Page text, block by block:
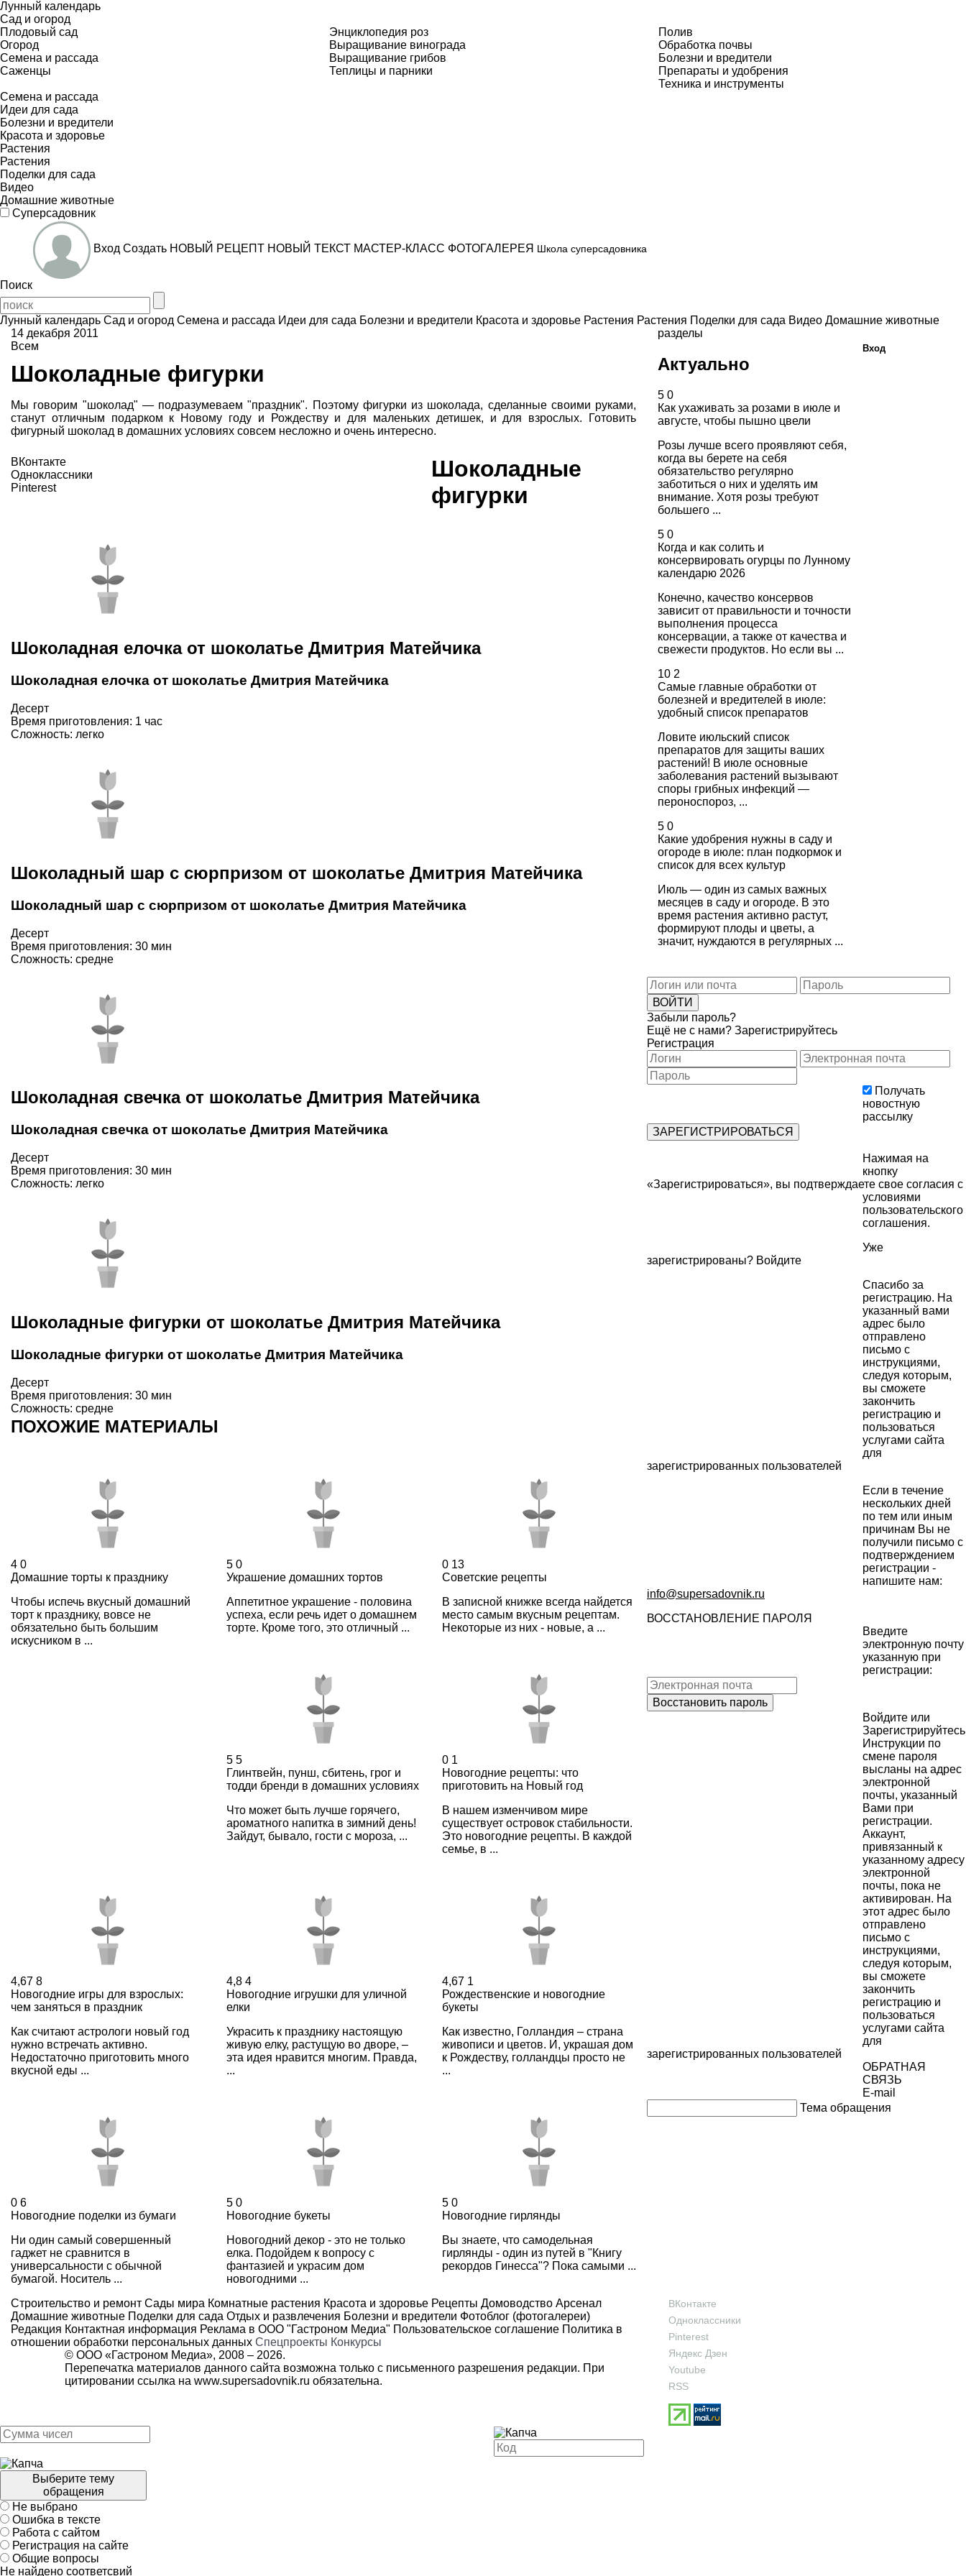
Лунный календарь
Сад и огород
Плодовый сад
Огород
Семена и рассада
Саженцы
Энциклопедия роз
Выращивание винограда
Выращивание грибов
Теплицы и парники
Полив
Обработка почвы
Болезни и вредители
Препараты и удобрения
Техника и инструменты
Семена и рассада
Идеи для сада
Болезни и вредители
Красота и здоровье
Растения
Растения
Поделки для сада
Видео
Домашние животные
Суперсадовник
Вход Создать НОВЫЙ РЕЦЕПТ НОВЫЙ ТЕКСТ МАСТЕР-КЛАСС ФОТОГАЛЕРЕЯ Школа суперсадовника
Поиск
Лунный календарь Сад и огород Семена и рассада Идеи для сада Болезни и вредители Красота и здоровье Растения Растения Поделки для сада Видео Домашние животные
14 декабря 2011
Всем
Шоколадные фигурки
Мы говорим "шоколад" — подразумеваем "праздник". Поэтому фигурки из шоколада, сделанные своими руками,
станут отличным подарком к Новому году и Рождеству и для маленьких детишек, и для взрослых. Готовить
фигурный шоколад в домашних условиях совсем несложно и очень интересно.
ВКонтакте
Одноклассники
Pinterest
Шоколадные
фигурки
Шоколадная елочка от шоколатье Дмитрия Матейчика
Шоколадная елочка от шоколатье Дмитрия Матейчика
Десерт
Время приготовления: 1 час
Сложность: легко
Шоколадный шар с сюрпризом от шоколатье Дмитрия Матейчика
Шоколадный шар с сюрпризом от шоколатье Дмитрия Матейчика
Десерт
Время приготовления: 30 мин
Сложность: средне
Шоколадная свечка от шоколатье Дмитрия Матейчика
Шоколадная свечка от шоколатье Дмитрия Матейчика
Десерт
Время приготовления: 30 мин
Сложность: легко
Шоколадные фигурки от шоколатье Дмитрия Матейчика
Шоколадные фигурки от шоколатье Дмитрия Матейчика
Десерт
Время приготовления: 30 мин
Сложность: средне
ПОХОЖИЕ МАТЕРИАЛЫ
4 0
Домашние торты к празднику
Чтобы испечь вкусный домашний
торт к празднику, вовсе не
обязательно быть большим
искусником в ...
5 0
Украшение домашних тортов
Аппетитное украшение - половина
успеха, если речь идет о домашнем
торте. Кроме того, это отличный ...
0 13
Советские рецепты
В записной книжке всегда найдется
место самым вкусным рецептам.
Некоторые из них - новые, а ...
5 5
Глинтвейн, пунш, сбитень, грог и
тодди бренди в домашних условиях
Что может быть лучше горячего,
ароматного напитка в зимний день!
Зайдут, бывало, гости с мороза, ...
0 1
Новогодние рецепты: что
приготовить на Новый год
В нашем изменчивом мире
существует островок стабильности.
Это новогодние рецепты. В каждой
семье, в ...
4,67 8
Новогодние игры для взрослых:
чем заняться в праздник
Как считают астрологи новый год
нужно встречать активно.
Недостаточно приготовить много
вкусной еды ...
4,8 4
Новогодние игрушки для уличной
елки
Украсить к празднику настоящую
живую елку, растущую во дворе, –
эта идея нравится многим. Правда,
...
4,67 1
Рождественские и новогодние
букеты
Как известно, Голландия – страна
живописи и цветов. И, украшая дом
к Рождеству, голландцы просто не
...
0 6
Новогодние поделки из бумаги
Ни один самый совершенный
гаджет не сравнится в
универсальности с обычной
бумагой. Носитель ...
5 0
Новогодние букеты
Новогодний декор - это не только
елка. Подойдем к вопросу с
фантазией и украсим дом
новогодними ...
5 0
Новогодние гирлянды
Вы знаете, что самодельная
гирлянды - один из путей в "Книгу
рекордов Гинесса"? Пока самыми ...
разделы
Актуально
5 0
Как ухаживать за розами в июле и
августе, чтобы пышно цвели
Розы лучше всего проявляют себя,
когда вы берете на себя
обязательство регулярно
заботиться о них и уделять им
внимание. Хотя розы требуют
большего ...
5 0
Когда и как солить и
консервировать огурцы по Лунному
календарю 2026
Конечно, качество консервов
зависит от правильности и точности
выполнения процесса
консервации, а также от качества и
свежести продуктов. Но если вы ...
10 2
Самые главные обработки от
болезней и вредителей в июле:
удобный список препаратов
Ловите июльский список
препаратов для защиты ваших
растений! В июле основные
заболевания растений вызывают
споры грибных инфекций —
пероноспороз, ...
5 0
Какие удобрения нужны в саду и
огороде в июле: план подкормок и
список для всех культур
Июль — один из самых важных
месяцев в саду и огороде. В это
время растения активно растут,
формируют плоды и цветы, а
значит, нуждаются в регулярных ...
Строительство и ремонт Сады мира Комнатные растения Красота и здоровье Рецепты Домоводство Арсенал
Домашние животные Поделки для сада Отдых и развлечения Болезни и вредители Фотоблог (фотогалереи)
Редакция Контактная информация Реклама в ООО "Гастроном Медиа" Пользовательское соглашение Политика в
отношении обработки персональных данных Спецпроекты Конкурсы
© ООО «Гастроном Медиа», 2008 – 2026.
Перепечатка материалов данного сайта возможна только с письменного разрешения редакции. При
цитировании ссылка на www.supersadovnik.ru обязательна.
ВКонтакте
Одноклассники
Pinterest
Яндекс Дзен
Youtube
RSS
Вход
Забыли пароль?
Ещё не с нами? Зарегистрируйтесь
Регистрация
Получать
новостную
рассылку
Нажимая на
кнопку
«Зарегистрироваться», вы подтверждаете свое согласия с
условиями
пользовательского
соглашения.
Уже
зарегистрированы? Войдите
Спасибо за
регистрацию. На
указанный вами
адрес было
отправлено
письмо с
инструкциями,
следуя которым,
вы сможете
закончить
регистрацию и
пользоваться
услугами сайта
для
зарегистрированных пользователей
Если в течение
нескольких дней
по тем или иным
причинам Вы не
получили письмо с
подтверждением
регистрации -
напишите нам:
info@supersadovnik.ru
ВОССТАНОВЛЕНИЕ ПАРОЛЯ
Введите
электронную почту
указанную при
регистрации:
Войдите или
Зарегистрируйтесь
Инструкции по
смене пароля
высланы на адрес
электронной
почты, указанный
Вами при
регистрации.
Аккаунт,
привязанный к
указанному адресу
электронной
почты, пока не
активирован. На
этот адрес было
отправлено
письмо с
инструкциями,
следуя которым,
вы сможете
закончить
регистрацию и
пользоваться
услугами сайта
для
зарегистрированных пользователей
ОБРАТНАЯ
СВЯЗЬ
E-mail
Тема обращения
Выберите тему
обращения
Не выбрано
Ошибка в тексте
Работа с сайтом
Регистрация на сайте
Общие вопросы
Не найдено соответсвий